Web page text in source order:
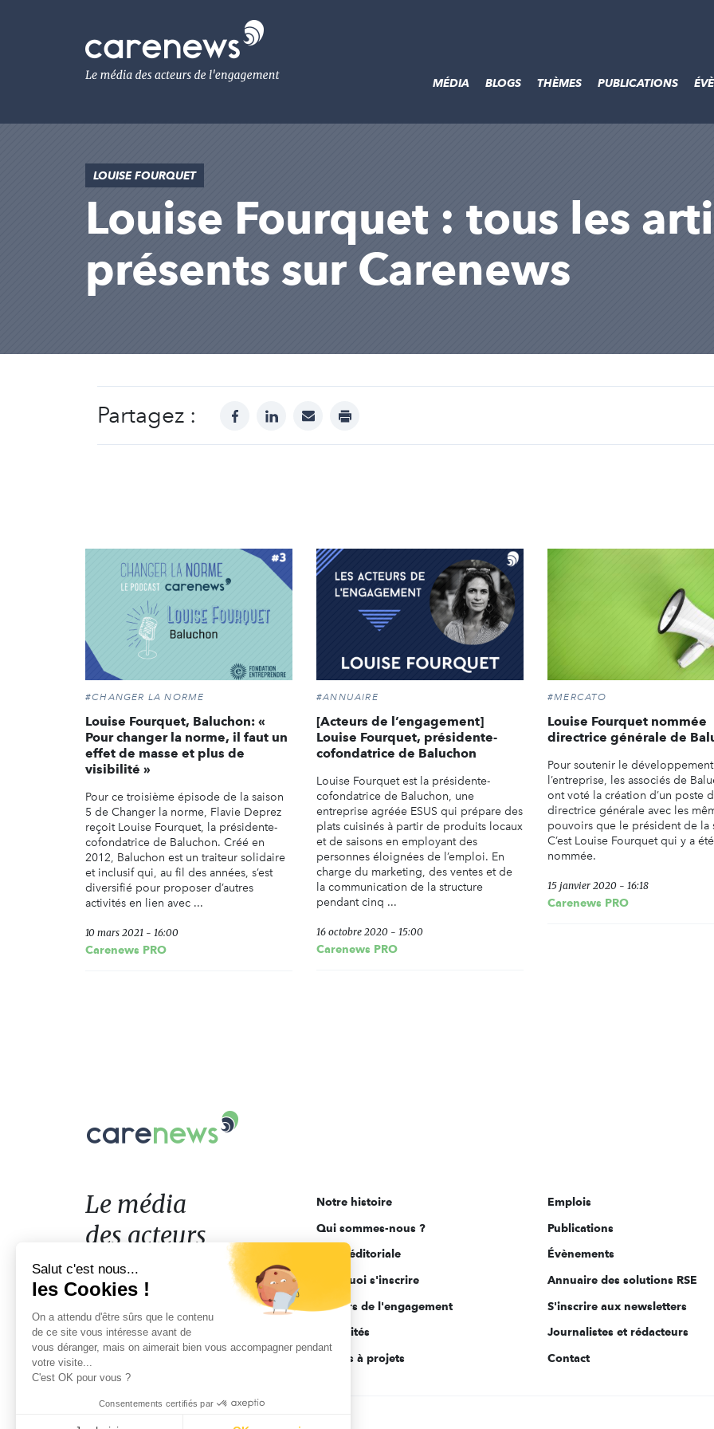
Le
média
de
MÉDIA BLOGS THÈMES PUBLICATIONS
LOUISE FOURQUET
Louise Fourquet : tous les
présents sur Carenews
Partagez : facebooklinkedinmail print
#CHANGER LA NORME
Louise Fourquet, Baluchon: «
Pour changer la norme, il faut un
effet de masse et plus de
visibilité »
Pour ce troisième épisode de la saison
5 de Changer la norme, Flavie Deprez
reçoit Louise Fourquet, la présidente-
cofondatrice de Baluchon. Créé en
2012, Baluchon est un traiteur solidaire
et inclusif qui, au fil des années, s’est
diversifié pour proposer d’autres
activités en lien avec ...
10 mars 2021 - 16:00
Carenews PRO
#ANNUAIRE
[Acteurs de l’engagement]
Louise Fourquet, présidente-
cofondatrice de Baluchon
Louise Fourquet est la présidente-
cofondatrice de Baluchon, une
entreprise agréée ESUS qui prépare des
plats cuisinés à partir de produits locaux
et de saisons en employant des
personnes éloignées de l’emploi. En
charge du marketing, des ventes et de
la communication de la structure
pendant cinq ...
16 octobre 2020 - 15:00
Carenews PRO
#MERCATO
Louise Fourquet nommée
directrice générale de
Pour soutenir le
l’entreprise, les associés de
ont voté la création d’un poste
directrice générale avec les
pouvoirs que le président de la
C’est Louise Fourquet qui y a été
nommée.
15 janvier 2020 - 16:18
Carenews PRO
Le
acteurs
de
l'engagement
Le média
des acteurs
de l'engagement
Notre histoire
Qui sommes-nous ?
Ligne éditoriale
Pourquoi s'inscrire
Acteurs de l'engagement
Actualités
Appels à projets
Emplois
Publications
Évènements
Annuaire des solutions RSE
S'inscrire aux newsletters
Journalistes et rédacteurs
Contact
Salut c'est nous...
les Cookies !
On a attendu d'être sûrs que le contenu
de ce site vous intéresse avant de
vous déranger, mais on aimerait bien vous accompagner pendant
votre visite...
C'est OK pour vous ?
Consentements certifiés par